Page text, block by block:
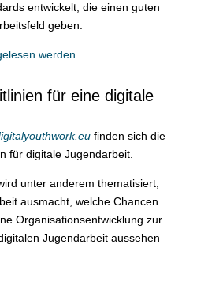
entwickelt, die einen guten
geben.
werden.
für eine digitale
finden sich die
für digitale Jugendarbeit.
unter anderem thematisiert,
ausmacht, welche Chancen
Organisationsentwicklung zur
Jugendarbeit aussehen